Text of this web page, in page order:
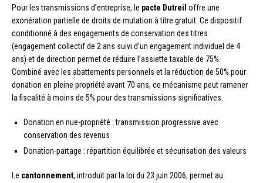
Pour les transmissions d’entreprise, le pacte Dutreil offre une
exonération partielle de droits de mutation à titre gratuit. Ce dispositif
conditionné à des engagements de conservation des titres
(engagement collectif de 2 ans suivi d’un engagement individuel de 4
ans) et de direction permet de réduire l’assiette taxable de 75%.
Combiné avec les abattements personnels et la réduction de 50% pour
donation en pleine propriété avant 70 ans, ce mécanisme peut ramener
la fiscalité à moins de 5% pour des transmissions significatives.
Donation en nue-propriété : transmission progressive avec
conservation des revenus
Donation-partage : répartition équilibrée et sécurisation des valeurs
Le cantonnement, introduit par la loi du 23 juin 2006, permet au